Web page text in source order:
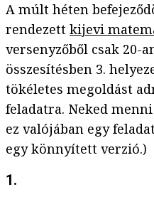
A múlt héten
rendezett kijevi
versenyzőből csak 20-
összesítésben 3.
tökéletes megoldást
feladatra. Neked
ez valójában egy
egy könnyített verzió.)
1.